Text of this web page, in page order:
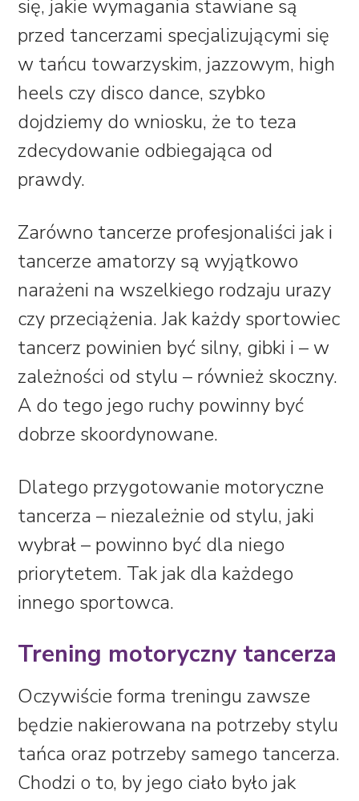
się, jakie wymagania stawiane są
przed tancerzami specjalizującymi się
w tańcu towarzyskim, jazzowym, high
heels czy disco dance, szybko
dojdziemy do wniosku, że to teza
zdecydowanie odbiegająca od
prawdy.
Zarówno tancerze profesjonaliści jak i
tancerze amatorzy są wyjątkowo
narażeni na wszelkiego rodzaju urazy
czy przeciążenia. Jak każdy sportowiec
tancerz powinien być silny, gibki i – w
zależności od stylu – również skoczny.
A do tego jego ruchy powinny być
dobrze skoordynowane.
Dlatego przygotowanie motoryczne
tancerza – niezależnie od stylu, jaki
wybrał – powinno być dla niego
priorytetem. Tak jak dla każdego
innego sportowca.
Trening motoryczny tancerza
Oczywiście forma treningu zawsze
będzie nakierowana na potrzeby stylu
tańca oraz potrzeby samego tancerza.
Chodzi o to, by jego ciało było jak